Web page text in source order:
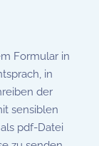
Formular in
in
der
sensiblen
pdf-Datei